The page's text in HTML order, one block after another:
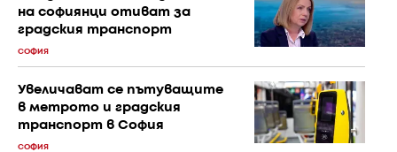
на софиянци отиват за
градския транспорт
СОФИЯ
Увеличават се пътуващите
в метрото и градския
транспорт в София
СОФИЯ